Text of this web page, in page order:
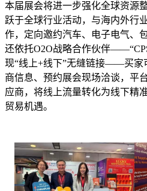
本届展会将进一步强化全球资源
跃于全球行业活动，与海内外行
作，定向邀约汽车、电子电气、
还依托O2O战略合作伙伴
现“线上+线下”无缝链接——买家
商信息、预约展会现场洽谈，平
应商，将线上流量转化为线下精
贸易机遇。